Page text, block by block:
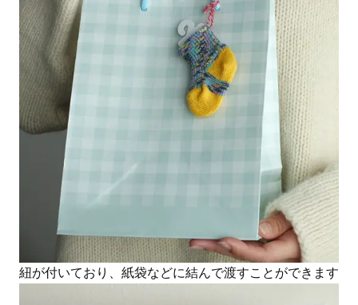
紐が付いており、紙袋などに結んで渡すことができます